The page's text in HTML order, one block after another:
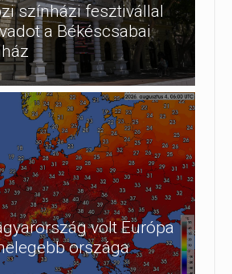
színházi fesztivállal
a Békéscsabai
volt Európa
országa